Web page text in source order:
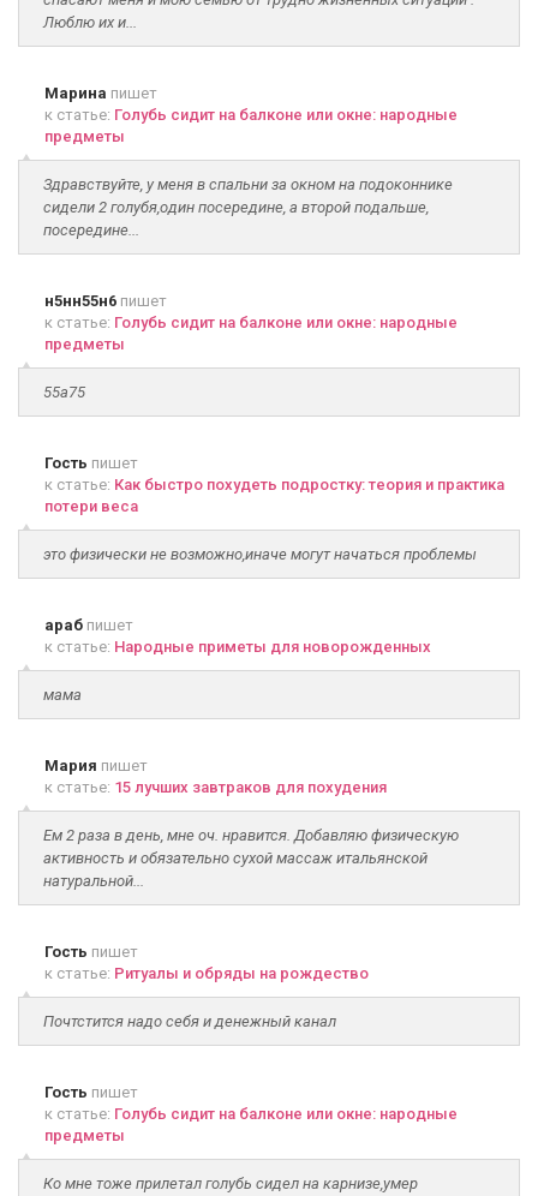
Люблю их и...
Марина пишет
к статье: Голубь сидит на балконе или окне: народные
предметы
Здравствуйте, у меня в спальни за окном на подоконнике
сидели 2 голубя,один посередине, а второй подальше,
посередине...
н5нн55н6 пишет
к статье: Голубь сидит на балконе или окне: народные
предметы
55а75
Гость пишет
к статье: Как быстро похудеть подростку: теория и практика
потери веса
это физически не возможно,иначе могут начаться проблемы
араб пишет
к статье: Народные приметы для новорожденных
мама
Мария пишет
к статье: 15 лучших завтраков для похудения
Ем 2 раза в день, мне оч. нравится. Добавляю физическую
активность и обязательно сухой массаж итальянской
натуральной...
Гость пишет
к статье: Ритуалы и обряды на рождество
Почтстится надо себя и денежный канал
Гость пишет
к статье: Голубь сидит на балконе или окне: народные
предметы
Ко мне тоже прилетал голубь сидел на карнизе,умер